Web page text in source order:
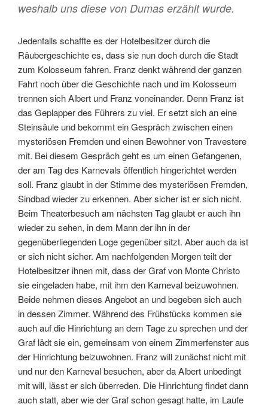
weshalb uns diese von Dumas erzählt wurde.
Jedenfalls schaffte es der Hotelbesitzer durch die
Räubergeschichte es, dass sie nun doch durch die Stadt
zum Kolosseum fahren. Franz denkt während der ganzen
Fahrt noch über die Geschichte nach und im Kolosseum
trennen sich Albert und Franz voneinander. Denn Franz ist
das Geplapper des Führers zu viel. Er setzt sich an eine
Steinsäule und bekommt ein Gespräch zwischen einen
mysteriösen Fremden und einen Bewohner von Travestere
mit. Bei diesem Gespräch geht es um einen Gefangenen,
der am Tag des Karnevals öffentlich hingerichtet werden
soll. Franz glaubt in der Stimme des mysteriösen Fremden,
Sindbad wieder zu erkennen. Aber sicher ist er sich nicht.
Beim Theaterbesuch am nächsten Tag glaubt er auch ihn
wieder zu sehen, in dem Mann der ihn in der
gegenüberliegenden Loge gegenüber sitzt. Aber auch da ist
er sich nicht sicher. Am nachfolgenden Morgen teilt der
Hotelbesitzer ihnen mit, dass der Graf von Monte Christo
sie eingeladen habe, mit ihm den Karneval beizuwohnen.
Beide nehmen dieses Angebot an und begeben sich auch
in dessen Zimmer. Während des Frühstücks kommen sie
auch auf die Hinrichtung an dem Tage zu sprechen und der
Graf lädt sie ein, gemeinsam von einem Zimmerfenster aus
der Hinrichtung beizuwohnen. Franz will zunächst nicht mit
und nur den Karneval besuchen, aber da Albert unbedingt
mit will, lässt er sich überreden. Die Hinrichtung findet dann
auch statt, aber wie der Graf schon gesagt hatte, im Laufe